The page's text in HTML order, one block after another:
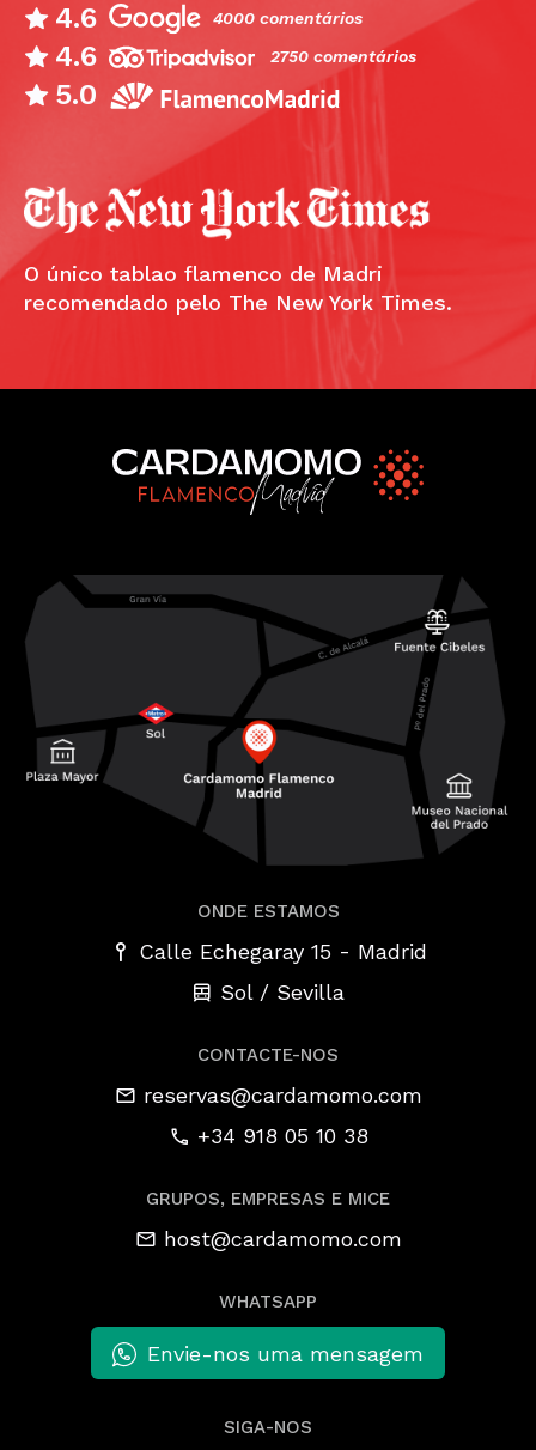
4.6 4000 comentários
4.6 2750 comentários
5.0
O único tablao flamenco de Madri
recomendado pelo The New York Times.
ONDE ESTAMOS
Calle Echegaray 15 - Madrid
Sol / Sevilla
CONTACTE-NOS
reservas@cardamomo.com
+34 918 05 10 38
GRUPOS, EMPRESAS E MICE
host@cardamomo.com
WHATSAPP
Envie-nos uma mensagem
SIGA-NOS